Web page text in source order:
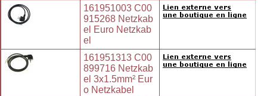
161951003 C00
915268 Netzkab
el Euro Netzkab
el
161951313 C00
899716 Netzkab
el 3x1.5mm² Eur
o Netzkabel